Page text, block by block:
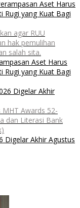
agar RUU
hak pemulihan
salah sita.
Aset Harus
Rugi yang Kuat Bagi
Awards 52-
dan Literasi Bank
Digelar Akhir Agustus